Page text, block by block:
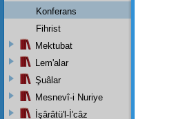
Konferans
Fihrist
Mektubat
Lem'alar
Şuâlar
Mesnevî-i Nuriye
İşârâtü'l-İ'câz